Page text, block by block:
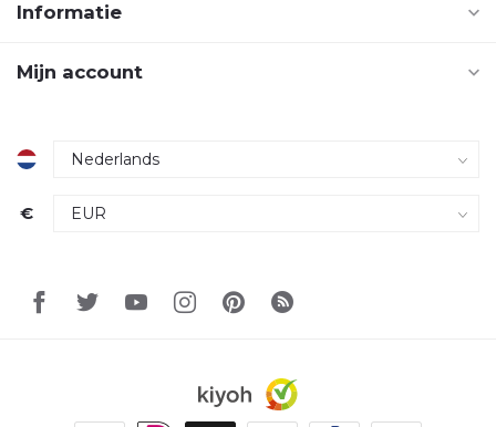
Informatie
Mijn account
€